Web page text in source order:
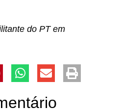
do PT em